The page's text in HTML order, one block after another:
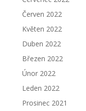
Červen 2022
Květen 2022
Duben 2022
Březen 2022
Únor 2022
Leden 2022
Prosinec 2021